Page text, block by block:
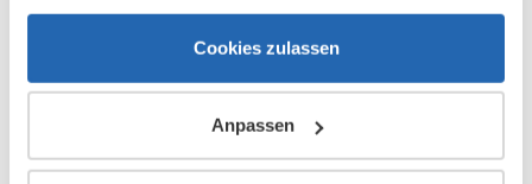
gesammelt haben.
Cookies zulassen
Anpassen
Seiten wurden zum Zeitpunkt der Verlinkung auf
mögliche Rechtsverstöße überprüft.
Rechtswidrige Inhalte waren zum Zeitpunkt der
Eine permanente inhaltliche Kontrolle der verlinkten